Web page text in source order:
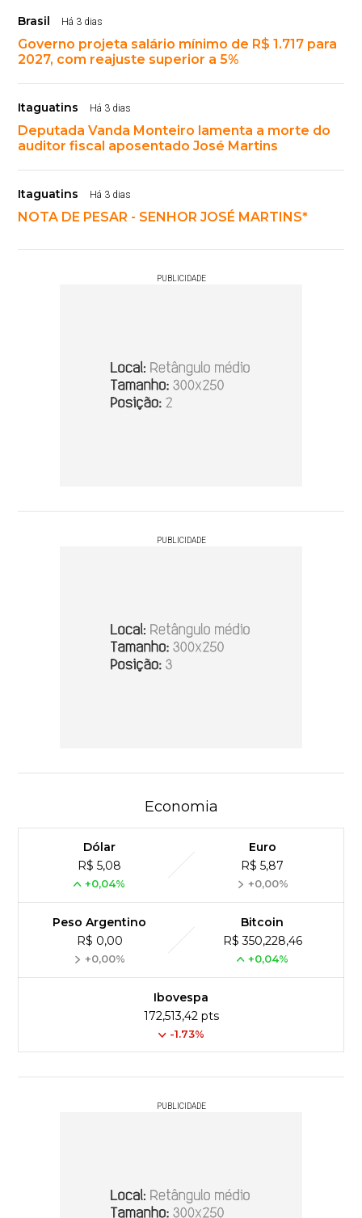
Brasil Há 3 dias
Governo projeta salário mínimo de R$ 1.717 para
2027, com reajuste superior a 5%
Itaguatins Há 3 dias
Deputada Vanda Monteiro lamenta a morte do
auditor fiscal aposentado José Martins
Itaguatins Há 3 dias
NOTA DE PESAR - SENHOR JOSÉ MARTINS*
PUBLICIDADE
PUBLICIDADE
Economia
Dólar
R$ 5,08
+0,04%
Euro
R$ 5,87
+0,00%
Peso Argentino
R$ 0,00
+0,00%
Bitcoin
R$ 350,228,46
+0,04%
Ibovespa
172,513,42 pts
-1.73%
PUBLICIDADE